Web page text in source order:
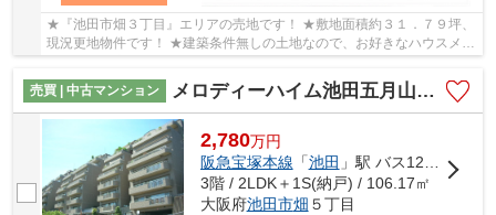
★『池田市畑３丁目』エリアの売地です！ ★敷地面積約３１．７９坪、
現況更地物件です！ ★建築条件無しの土地なので、お好きなハウスメー
カー・工務店で建築可能です！
売買 | 中古マンション
メロディーハイム池田五月山ヒルズビュー
2,780万円
阪急宝塚本線 「池田 」駅 バス12分 「東畑」 停歩2分
3階 / 2LDK＋1S(納戸) / 106.17㎡
大阪府池田市畑 ５丁目